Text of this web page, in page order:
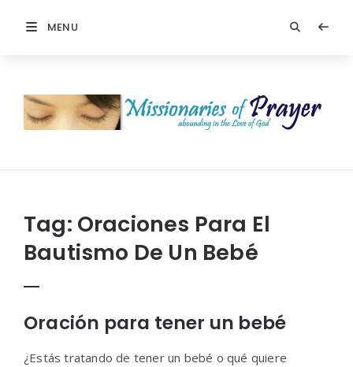
MENU
Prayers
Tag: Oraciones Para El
Bautismo De Un Bebé
Oración para tener un bebé
¿Estás tratando de tener un bebé o qué quiere